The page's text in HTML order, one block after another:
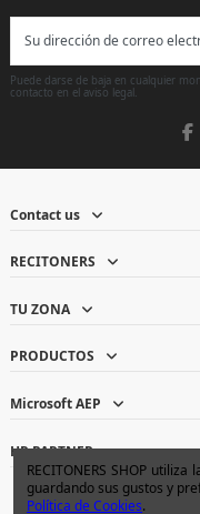
Puede darse de baja en cualquier
contacto en el aviso legal.
Contact us
RECITONERS
TU ZONA
PRODUCTOS
Microsoft AEP
HP PARTNER
RECITONERS SHOP
guardando sus gustos y
Política de Cookies.